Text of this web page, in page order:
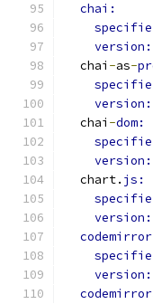
chai:
version:
  chai
-as-
version:
  chai
-dom:
version:
  chart.
js:
version:
version: